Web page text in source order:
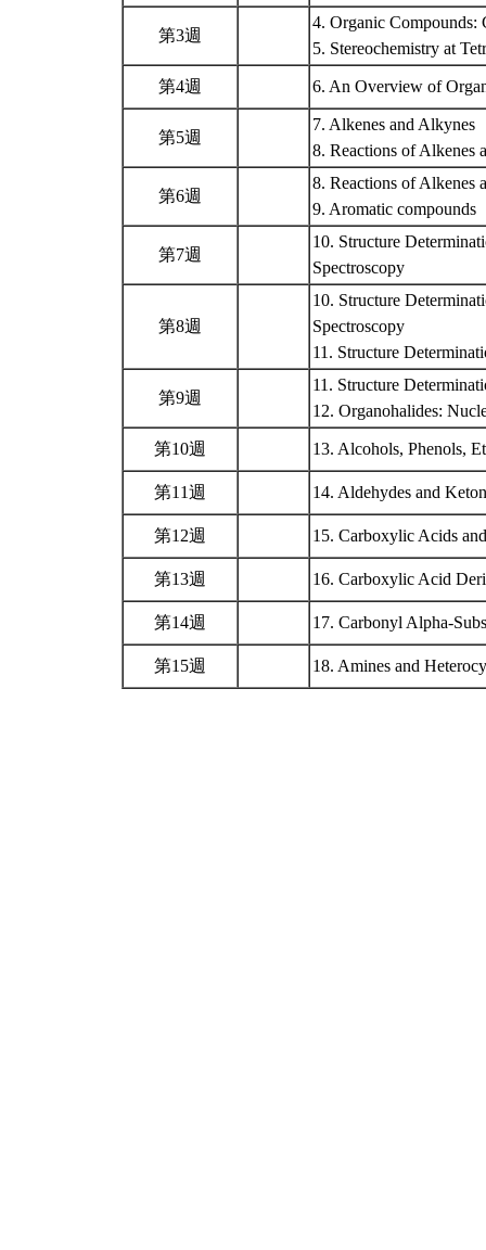
第3週
4. Organic Compounds:
5. Stereochemistry at
第4週 6. An Overview of
第5週
7. Alkenes and Alkynes
8. Reactions of
第6週
8. Reactions of Alkenes
9. Aromatic compounds
第7週
10. Structure
Spectroscopy
第8週
10. Structure
Spectroscopy
11. Structure
第9週
11. Structure
12. Organohalides:
第10週 13. Alcohols, Phenols,
第11週 14. Aldehydes and
第12週 15. Carboxylic Acids
第13週 16. Carboxylic Acid
第14週 17. Carbonyl Alpha-
第15週 18. Amines and